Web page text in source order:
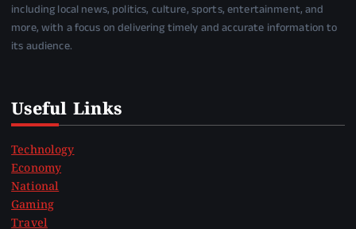
including local news, politics, culture, sports, entertainment, and
more, with a focus on delivering timely and accurate information to
its audience.
Useful Links
Technology
Economy
National
Gaming
Travel